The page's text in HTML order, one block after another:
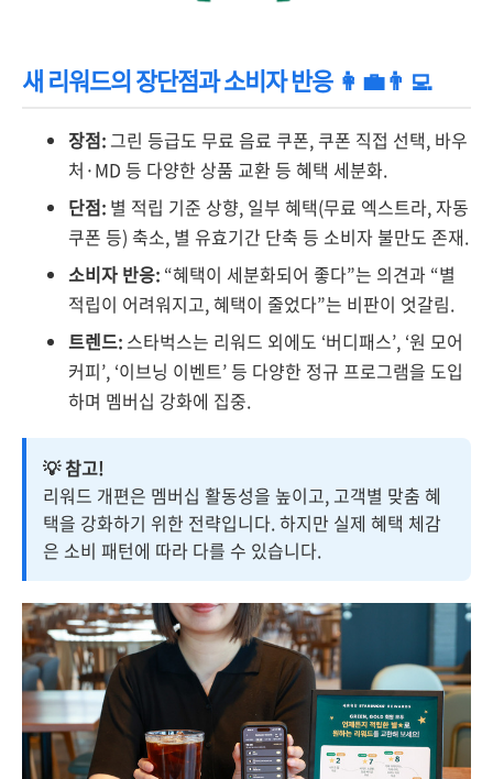
새 리워드의 장단점과 소비자 반응 👩‍💼👨‍💻
장점: 그린 등급도 무료 음료 쿠폰, 쿠폰 직접 선택, 바우
처·MD 등 다양한 상품 교환 등 혜택 세분화.
단점: 별 적립 기준 상향, 일부 혜택(무료 엑스트라, 자동
쿠폰 등) 축소, 별 유효기간 단축 등 소비자 불만도 존재.
소비자 반응: “혜택이 세분화되어 좋다”는 의견과 “별
적립이 어려워지고, 혜택이 줄었다”는 비판이 엇갈림.
트렌드: 스타벅스는 리워드 외에도 ‘버디패스’, ‘원 모어
커피’, ‘이브닝 이벤트’ 등 다양한 정규 프로그램을 도입
하며 멤버십 강화에 집중.
💡 참고!
리워드 개편은 멤버십 활동성을 높이고, 고객별 맞춤 혜
택을 강화하기 위한 전략입니다. 하지만 실제 혜택 체감
은 소비 패턴에 따라 다를 수 있습니다.